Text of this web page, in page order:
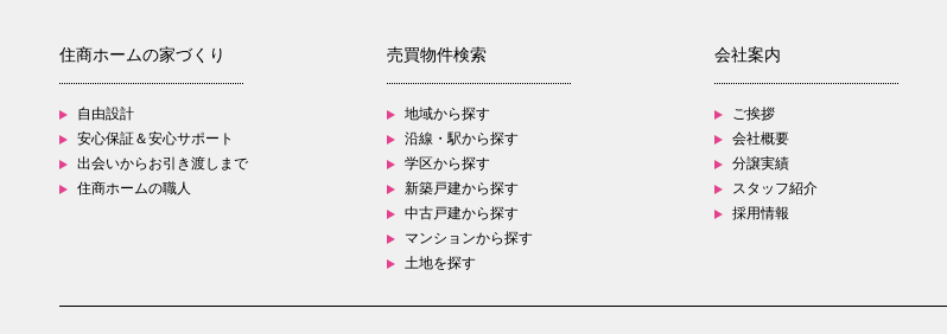
住商ホームの家づくり
自由設計
安心保証＆安心サポート
出会いからお引き渡しまで
住商ホームの職人
売買物件検索
地域から探す
沿線・駅から探す
学区から探す
新築戸建から探す
中古戸建から探す
マンションから探す
土地を探す
会社案内
ご挨拶
会社概要
分譲実績
スタッフ紹介
採用情報